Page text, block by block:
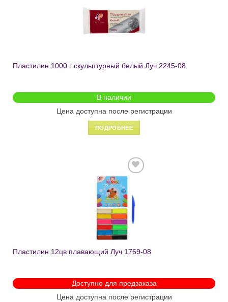
желаний
Пластилин 1000 г скульптурный белый Луч 2245-08
В наличии
Цена доступна после регистрации
ПОДРОБНЕЕ
Добавить
в список
желаний
Пластилин 12цв плавающий Луч 1769-08
Доступно для предзаказа
Цена доступна после регистрации